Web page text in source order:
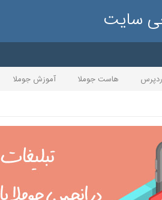
سایت
هاست جوملا آموزش جوملا